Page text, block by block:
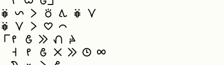
󱤁 󱤩 󱤧 󱥬 󱥩 󱤁 󱥣
󱤁 󱥣 󱤧 󱥎 󱤍
te󱤴 󱤓 󱤉 󱤭 󱥴
zz 󱥨 󱤴 󱤓 󱤂 󱤉 󱥫 󱤄